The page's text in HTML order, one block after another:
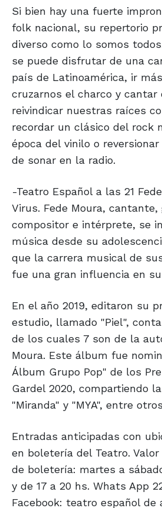
Si bien hay una fuerte
folk nacional, su repertorio
diverso como lo somos
se puede disfrutar de una
país de Latinoamérica, ir
cruzarnos el charco y cantar
reivindicar nuestras raíces
recordar un clásico del rock
época del vinilo o
de sonar en la radio.
-Teatro Español a las 21
Virus. Fede Moura,
compositor e intérprete, se
música desde su
que la carrera musical de
fue una gran influencia en
En el año 2019, editaron su
estudio, llamado "Piel",
de los cuales 7 son de la
Moura. Este álbum fue
Álbum Grupo Pop" de los
Gardel 2020, compartiendo
"Miranda" y "MYA", entre
Entradas anticipadas con
en boletería del Teatro. Valor
de boletería: martes a
y de 17 a 20 hs. Whats App
Facebook: teatro español de